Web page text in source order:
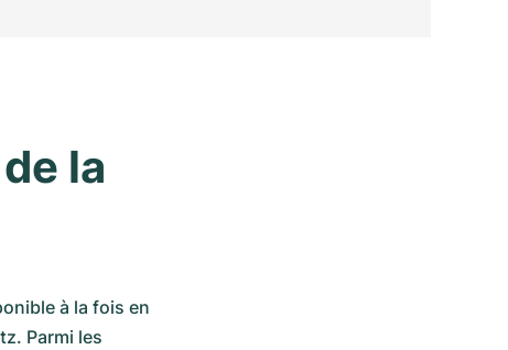
la
à la fois en
Parmi les